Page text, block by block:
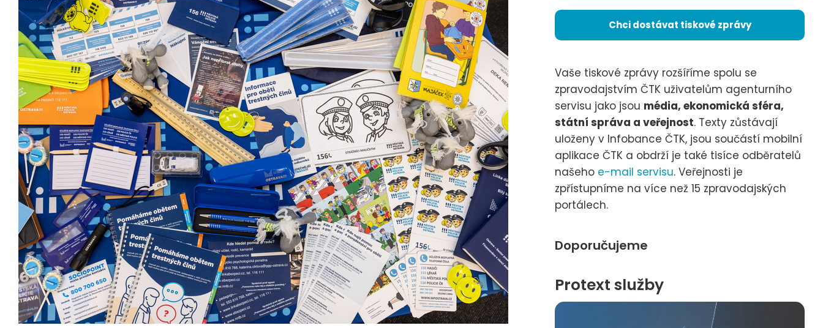
Chci dostávat tiskové zprávy
Vaše tiskové zprávy rozšíříme spolu se
zpravodajstvím ČTK uživatelům agenturního
servisu jako jsou média, ekonomická sféra,
státní správa a veřejnost. Texty zůstávají
uloženy v Infobance ČTK, jsou součástí mobilní
aplikace ČTK a obdrží je také tisíce odběratelů
našeho e-mail servisu. Veřejnosti je
zpřístupníme na více než 15 zpravodajských
portálech.
Doporučujeme
Protext služby